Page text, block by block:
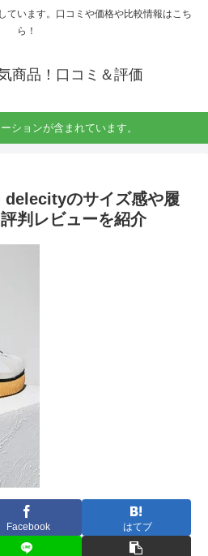
ています。口コミや価格や比較情報はこち
ら！
商品！口コミ＆評価
ションが含まれています。
delecityのサイズ感や履
判レビューを紹介
Facebook はてブ